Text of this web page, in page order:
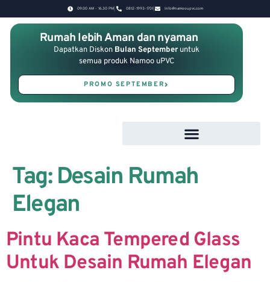
09.00 AM - 16.30 PM 0812-1993-1701 Info@namooupvc.com
Rumah lebih Aman dan nyaman
Dapatkan Diskon Bulan September untuk
semua produk Namoo uPVC
PROMO SEPTEMBER
Tag: Desain Rumah
Elegan
Pintu Kaca Tempered Glass
Untuk Desain Rumah Elegan